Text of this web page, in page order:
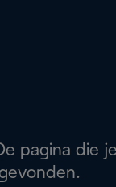
pagina die